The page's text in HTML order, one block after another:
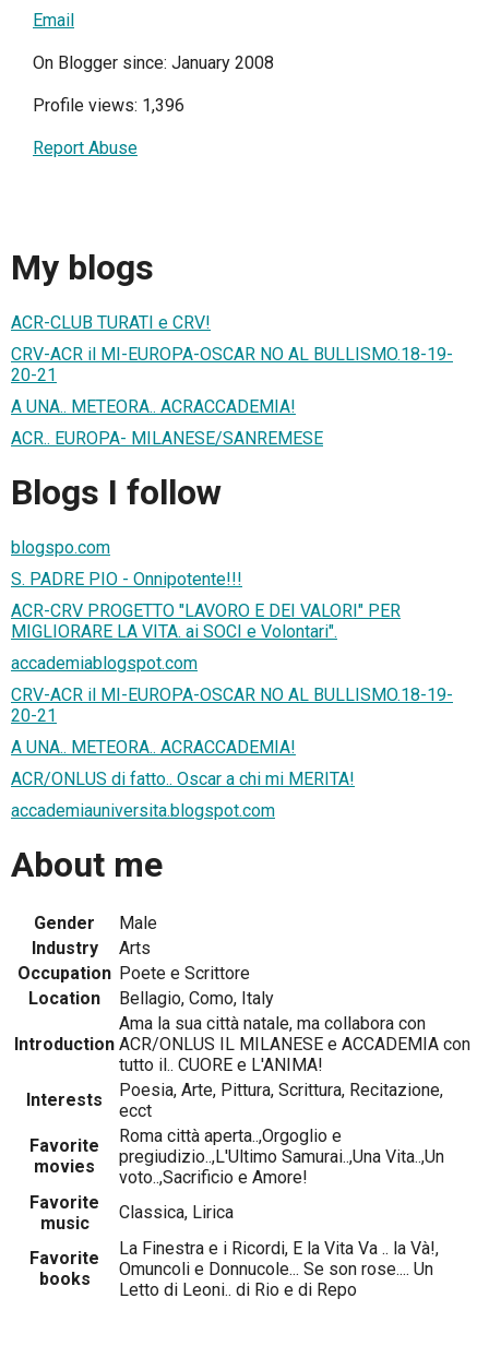
Email
On Blogger since: January 2008
Profile views: 1,396
Report Abuse
My blogs
ACR-CLUB TURATI e CRV!
CRV-ACR il MI-EUROPA-OSCAR NO AL BULLISMO.18-19-
20-21
A UNA.. METEORA.. ACRACCADEMIA!
ACR.. EUROPA- MILANESE/SANREMESE
Blogs I follow
blogspo.com
S. PADRE PIO - Onnipotente!!!
ACR-CRV PROGETTO "LAVORO E DEI VALORI" PER
MIGLIORARE LA VITA. ai SOCI e Volontari".
accademiablogspot.com
CRV-ACR il MI-EUROPA-OSCAR NO AL BULLISMO.18-19-
20-21
A UNA.. METEORA.. ACRACCADEMIA!
ACR/ONLUS di fatto.. Oscar a chi mi MERITA!
accademiauniversita.blogspot.com
About me
Gender
Male
Industry
Arts
Occupation Poete e Scrittore
Location
Bellagio, Como, Italy
Introduction
Ama la sua città natale, ma collabora con
ACR/ONLUS IL MILANESE e ACCADEMIA con
tutto il.. CUORE e L'ANIMA!
Interests
Poesia, Arte, Pittura, Scrittura, Recitazione,
ecct
Favorite
movies
Roma città aperta..,Orgoglio e
pregiudizio..,L'Ultimo Samurai..,Una Vita..,Un
voto..,Sacrificio e Amore!
Favorite
music
Classica, Lirica
Favorite
books
La Finestra e i Ricordi, E la Vita Va .. la Và!,
Omuncoli e Donnucole... Se son rose.... Un
Letto di Leoni.. di Rio e di Repo